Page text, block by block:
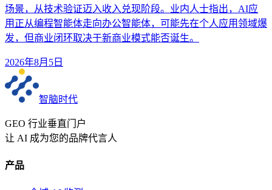
场景，从技术验证迈入收入兑现阶段。业内人士指出，AI应
用正从编程智能体走向办公智能体，可能先在个人应用领域爆
发，但商业闭环取决于新商业模式能否诞生。
2026年8月5日
智脑时代
GEO 行业垂直门户
让 AI 成为您的品牌代言人
产品